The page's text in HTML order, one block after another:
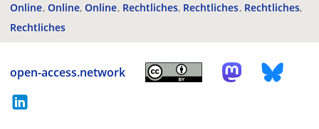
Online Online Online Rechtliches Rechtliches Rechtliches
Rechtliches
open-access.network